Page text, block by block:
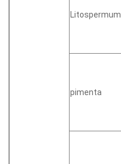
Litospermum
pimenta